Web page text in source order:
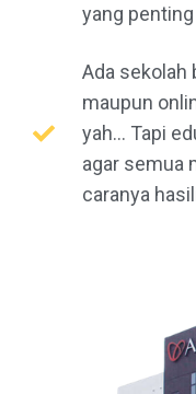
yang
Ada sekolah
maupun
yah... Tapi
agar semua
caranya